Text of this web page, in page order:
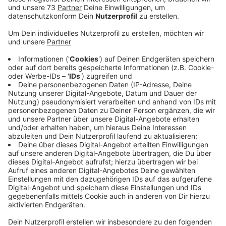
Kreativität ist gewünscht
Anzeige
Im nächsten Jahr steht der 800. Geburtstag der Stadt
Borken an. Damit der ein voller Erfolg wird, bittet die
Verwaltung die Bürger um Mithilfe. Bis Ende März
können Bürgerprojekte aller Art eingereicht werden um
das Festjahr zu zelebrieren. Kreativität ist dabei
ausdrücklich erwünscht. Ihr könnt die Projekte als
Einzelpersonen, Unternehmen aber auch als Verein
einreichen. Die ersten Ideen wurden schon eingereicht,